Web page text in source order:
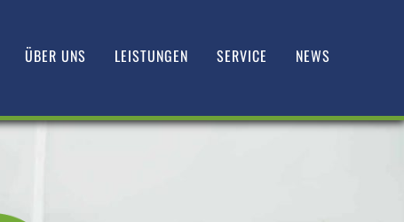
ÜBER UNS LEISTUNGEN SERVICE NEWS